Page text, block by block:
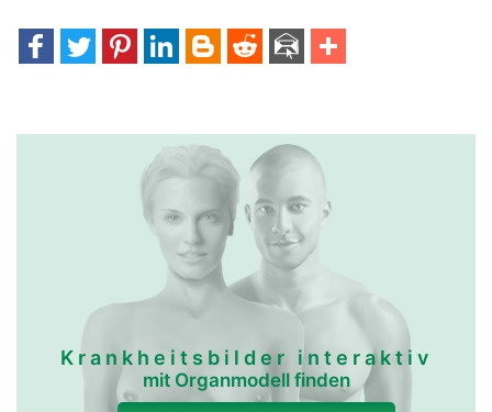
Krankheitsbilder interaktiv
mit Organmodell finden